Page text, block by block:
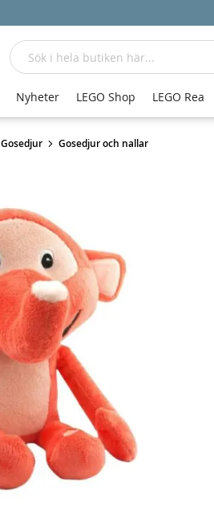
Gosedjur Gosedjur och nallar
Sök
Nyheter LEGO Shop LEGO Rea